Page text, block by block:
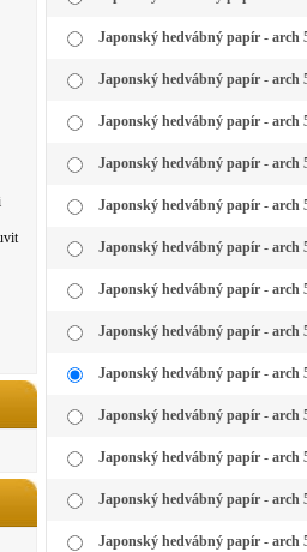
Japonský hedvábný papír - arch
Japonský hedvábný papír - arch
Japonský hedvábný papír - arch
Japonský hedvábný papír - arch
Japonský hedvábný papír - arch
Japonský hedvábný papír - arch
Japonský hedvábný papír - arch
Japonský hedvábný papír - arch
Japonský hedvábný papír - arch
Japonský hedvábný papír - arch
Japonský hedvábný papír - arch
Japonský hedvábný papír - arch
Japonský hedvábný papír - arch